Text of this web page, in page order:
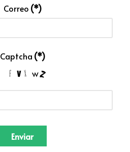
Correo (*)
Captcha (*)
Enviar